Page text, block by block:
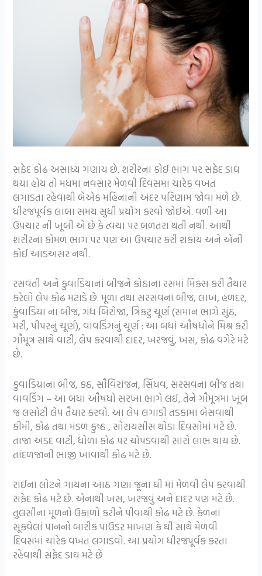
સફેદ કોઢ અસાધ્ય ગણાય છે. શરીરના કોઈ ભાગ પર સફેદ ડાઘ
થયા હોય તો મધમાં નવસાર મેળવી દિવસમાં ચારેક વખત
લગાડતા રહેવાથી બેએક મહિનાની અંદર પરિણામ જોવા મળે છે.
ધીરજપૂર્વક લાંબા સમય સુધી પ્રયોગ કરવો જોઈએ. વળી આ
ઉપચાર ની ખૂબી એ છે કે ત્વચા પર બળતરા થતી નથી. આથી
શરીરના કોમળ ભાગ પર પણ આ ઉપચાર કરી શકાય અને એની
કોઈ આડઅસર નથી.
રસવંતી અને કુવાડિયાનાં બીજને કોઠાના રસમાં મિક્સ કરી તૈયાર
કરેલો લેપ કોઢ મટાડે છે. મૂળા તથા સરસવનાં બીજ, લાખ, હળદર,
કુંવાડિયા ના બીજ, ગંધ બિરોજા, ત્રિકટુ ચૂર્ણ (સમાન ભાગે સુંઠ,
મરી, પીપરનું ચૂર્ણ), વાવડિંગનું ચૂર્ણ : આ બધાં ઔષધોને મિશ્ર કરી
ગૌમૂત્ર સાથે વાટી, લેપ કરવાથી દાદર, ખરજવું, ખસ, કોઢ વગેરે મટે
છે.
કુવાડિયાનાં બીજ, કઠ, સૌવિરાંજન, સિંધવ, સરસવનાં બીજ તથા
વાવડિંગ – આ બધાં ઔષધો સરખા ભાગે લઈ, તેને ગૌમૂત્રમાં ખૂબ
જ લસોટી લેપ તૈયાર કરવો. આ લેપ લગાડી તડકામાં બેસવાથી
કીમી, કોઢ તથા મંડળ કુષ્ઠ , સોરાયસીસ થોડા દિવસોમાં મટે છે.
તાજા અડદ વાટી, ધોળા કોઢ પર ચોપડવાથી સારો લાભ થાય છે.
તાંદળજાની ભાજી ખાવાથી કોઢ મટે છે.
રાઈના લોટને ગાયના આઠ ગણા જૂના ઘી માં મેળવી લેપ કરવાથી
સફેદ કોઢ મટે છે. એનાથી ખસ, ખરજવું અને દાદર પણ મટે છે.
તુલસીના મૂળનો ઉકાળો કરીને પીવાથી કોઢ મટે છે. કેળનાં
સૂકવેલાં પાનનો બારીક પાઉડર માખણ કે ઘી સાથે મેળવી
દિવસમાં ચારેક વખત લગાડવો. આ પ્રયોગ ધીરજપૂર્વક કરતા
રહેવાથી સફેદ ડાઘ મટે છે